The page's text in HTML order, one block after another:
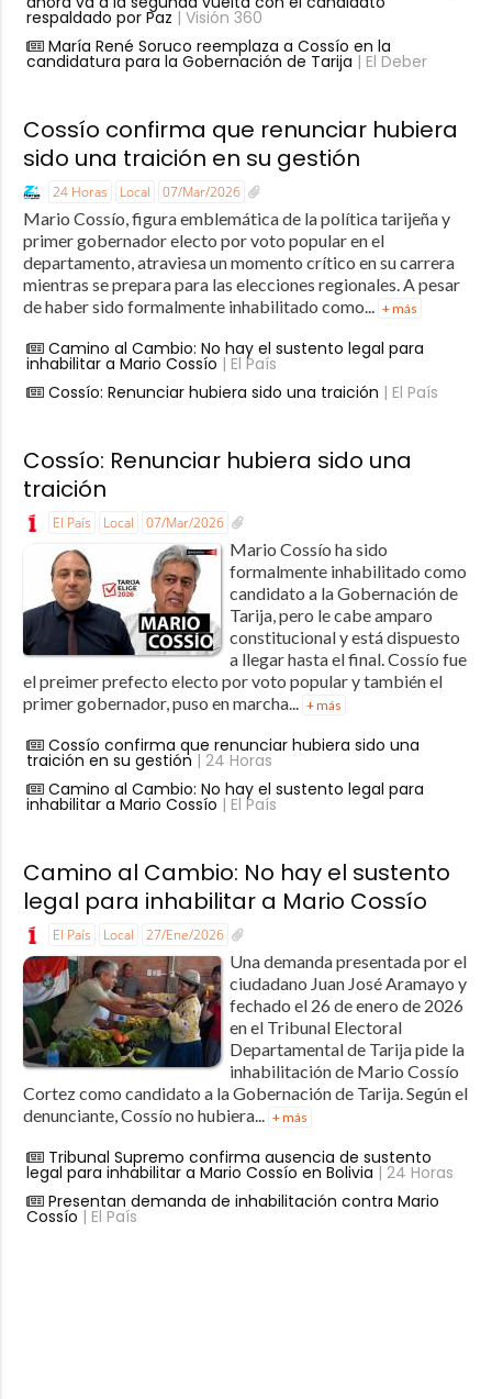
respaldado por Paz | Visión 360
María René Soruco reemplaza a Cossío en la
candidatura para la Gobernación de Tarija | El Deber
Cossío confirma que renunciar hubiera
sido una traición en su gestión
24 Horas Local 07/Mar/2026
Mario Cossío, figura emblemática de la política tarijeña y
primer gobernador electo por voto popular en el
departamento, atraviesa un momento crítico en su carrera
mientras se prepara para las elecciones regionales. A pesar
de haber sido formalmente inhabilitado como... + más
Camino al Cambio: No hay el sustento legal para
inhabilitar a Mario Cossío | El País
Cossío: Renunciar hubiera sido una traición | El País
Cossío: Renunciar hubiera sido una
traición
El País Local 07/Mar/2026
Mario Cossío ha sido
formalmente inhabilitado como
candidato a la Gobernación de
Tarija, pero le cabe amparo
constitucional y está dispuesto
a llegar hasta el final. Cossío fue
el preimer prefecto electo por voto popular y también el
primer gobernador, puso en marcha... + más
Cossío confirma que renunciar hubiera sido una
traición en su gestión | 24 Horas
Camino al Cambio: No hay el sustento legal para
inhabilitar a Mario Cossío | El País
Camino al Cambio: No hay el sustento
legal para inhabilitar a Mario Cossío
El País Local 27/Ene/2026
Una demanda presentada por el
ciudadano Juan José Aramayo y
fechado el 26 de enero de 2026
en el Tribunal Electoral
Departamental de Tarija pide la
inhabilitación de Mario Cossío
Cortez como candidato a la Gobernación de Tarija. Según el
denunciante, Cossío no hubiera... + más
Tribunal Supremo confirma ausencia de sustento
legal para inhabilitar a Mario Cossío en Bolivia | 24 Horas
Presentan demanda de inhabilitación contra Mario
Cossío | El País